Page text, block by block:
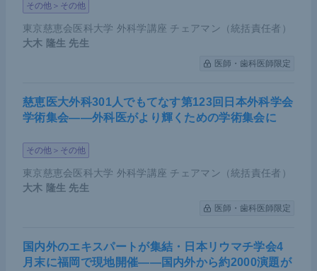
＜CheckMate577試験＞加藤氏講演資料（提供：加藤氏）
試験
最後に、現在進行中の臨床試験についても紹介す
5、そして食道がんの化学放射線療法にペムブロリ
ズマブを上乗せした際の効果を検討するKEYNOTE-
その他＞その他
東京慈恵会医科大学 外科学講座 チェアマン（統括責任者）
大木 隆生 先生
医師・歯科医師限定
慈恵医大外科301人でもてなす第123回日本外科学会
学術集会――外科医がより輝くための学術集会に
その他＞その他
東京慈恵会医科大学 外科学講座 チェアマン（統括責任者）
大木 隆生 先生
医師・歯科医師限定
国内外のエキスパートが集結・日本リウマチ学会4
月末に福岡で現地開催――国内外から約2000演題が